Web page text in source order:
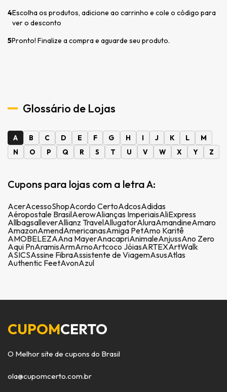
4Escolha os produtos, adicione ao carrinho e cole o código para
ver o desconto
5Pronto! Finalize a compra e aguarde seu produto.
Glossário de Lojas
A B C D E F G H I J K L
M
N
O P Q R S T U V W X Y Z
Cupons para lojas com a letra A:
AcerAcessoShopAcordo CertoAdcosAdidas
Aéropostale BrasilAerowAlianças ImperiaisAliExpress
AllbagsalleverAllianz TravelAllugatorAluraAmandineAmaro
AmazonAmendAmericanasAmiga PetAmo Karitê
AMOBELEZAAna MayerAnacapriAnimaleAnjussAno Zero
Aqui PnAramisArmArnoArtcoco JóiasARTEXArtWalk
ASICSAssine FibraAssistente de ViagemAsusAtlas
Authentic FeetAvonAzul
CUPOMCERTO
O Melhor site de cupons do Brasil
ola@cupomcerto.com.br